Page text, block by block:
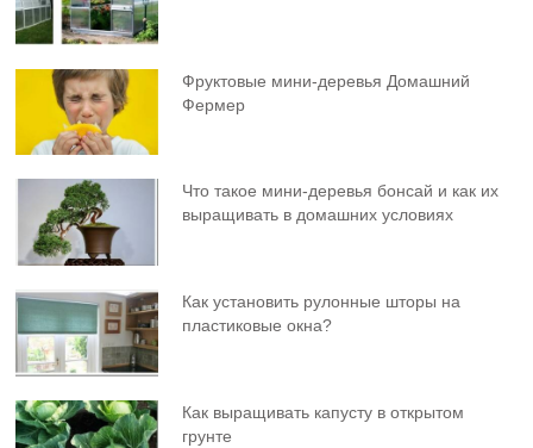
Фруктовыe мини-деревья Домашний
Фермер
Что такое мини-деревья бонсай и как их
выращивать в домашних условиях
Как установить рулонные шторы на
пластиковые окна?
Как выращивать капусту в открытом
грунте